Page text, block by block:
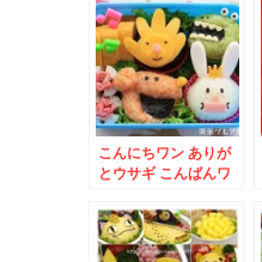
こんにちワン ありが
とウサギ こんばんワ